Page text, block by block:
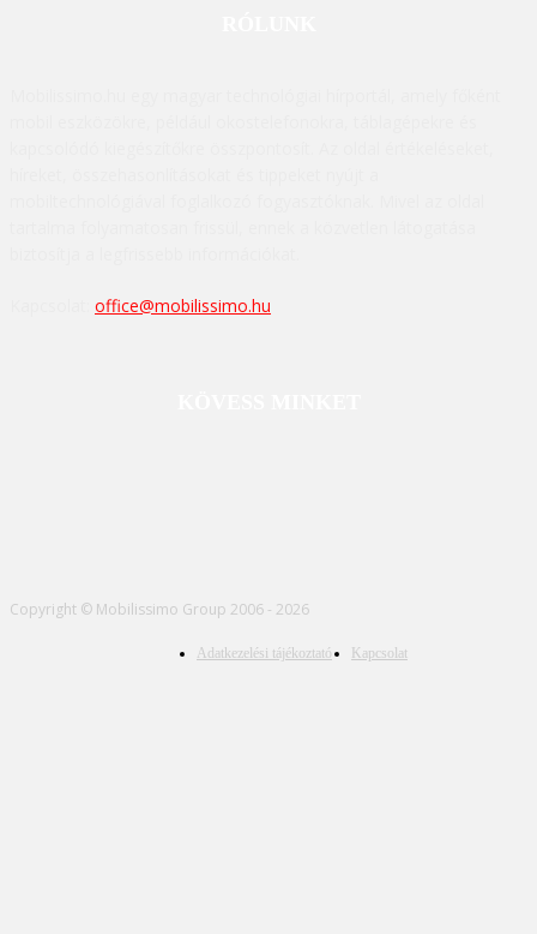
office@mobilissimo.hu
Copyright © Mobilissimo Group 2006 - 2026
Adatkezelési tájékoztató Kapcsolat